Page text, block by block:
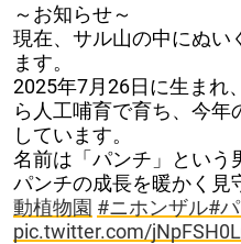
～お知らせ～
現在、サル山の中にぬい
ます。
2025年7月26日に生まれ
ら人工哺育で育ち、今
しています。
名前は「パンチ」という
パンチの成長を暖かく見
動植物園 #ニホンザル#
pic.twitter.com/